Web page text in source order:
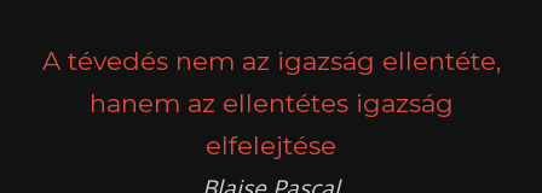
A tévedés nem az igazság ellentéte,
hanem az ellentétes igazság
elfelejtése